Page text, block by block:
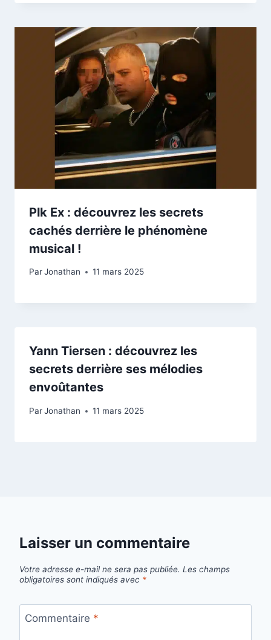
Plk Ex : découvrez les secrets
cachés derrière le phénomène
musical !
ParJonathan 11 mars 2025
Yann Tiersen : découvrez les
secrets derrière ses mélodies
envoûtantes
ParJonathan 11 mars 2025
Laisser un commentaire
Votre adresse e-mail ne sera pas publiée. Les champs
obligatoires sont indiqués avec *
Commentaire *